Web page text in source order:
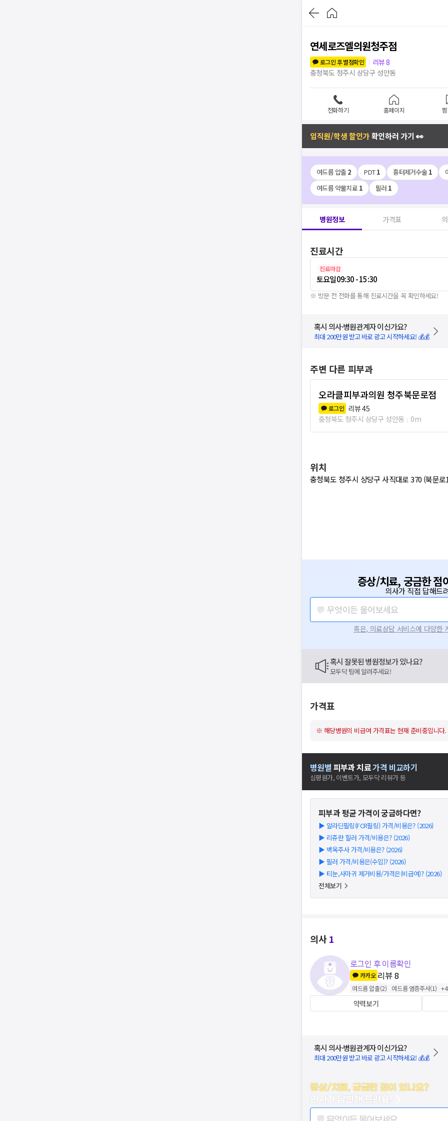
연세로즈엘의원청주점
로그인 후 별점확인
리뷰8
충청북도 청주시 상당구 성안동
전화하기 홈페이지
임직원/학생 할인가확인하러 가기 👀
여드름 압출 2 PDT1 흉터제거수술 1
여드름 약물치료 1 필러 1
병원정보 가격표
진료시간
진료마감
토요일09:30 - 15:30
※ 방문 전 전화를 통해 진료시간을 꼭 확인하세요!
혹시 의사·병원관계자 이신가요?
최대 200만원 받고 바로 광고 시작하세요! 💰💰
주변 다른 피부과
오라클피부과의원 청주북문로점
로그인 리뷰45
충청북도 청주시 상당구 성안동
0m
위치
충청북도 청주시 상당구 사직대로 370 (북문로
증상/치료, 궁금한 점
의사가 직접 답해드
💬 무엇이든 물어보세요
혹은, 의료상담 서비스에 다양한
혹시 잘못된 병원정보가 있나요?
모두닥 팀에 알려주세요!
가격표
※ 해당병원의 비급여 가격표는 현재 준비중입니다.
병원별 피부과치료가격 비교하기
심평원가, 이벤트가, 모두닥 리뷰가 등
피부과평균 가격이 궁금하다면?
▶ 알라딘필링(FCR필링) 가격/비용은? (2026)
▶ 리쥬란 힐러 가격/비용은? (2026)
▶ 백옥주사 가격/비용은? (2026)
▶ 필러 가격/비용은(수입)? (2026)
▶ 티눈,사마귀 제거비용/가격은(비급여)? (2026)
전체보기
의사1
로그인 후 이름확인
카카오 리뷰8
여드름 압출(2) 여드름 염증주사(1) +4
약력보기
혹시 의사·병원관계자 이신가요?
최대 200만원 받고 바로 광고 시작하세요! 💰💰
증상/치료, 궁금한 점이 있나요?
의사가 답변해 드려요!